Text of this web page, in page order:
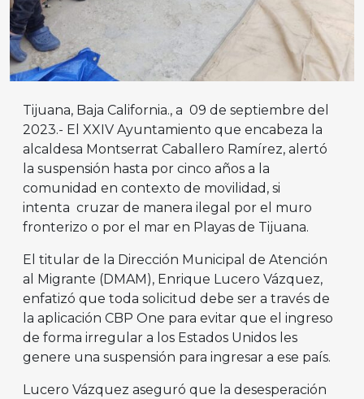
Tijuana, Baja California., a 09 de septiembre del
2023.- El XXIV Ayuntamiento que encabeza la
alcaldesa Montserrat Caballero Ramírez, alertó
la suspensión hasta por cinco años a la
comunidad en contexto de movilidad, si
intenta cruzar de manera ilegal por el muro
fronterizo o por el mar en Playas de Tijuana.
El titular de la Dirección Municipal de Atención
al Migrante (DMAM), Enrique Lucero Vázquez,
enfatizó que toda solicitud debe ser a través de
la aplicación CBP One para evitar que el ingreso
de forma irregular a los Estados Unidos les
genere una suspensión para ingresar a ese país.
Lucero Vázquez aseguró que la desesperación